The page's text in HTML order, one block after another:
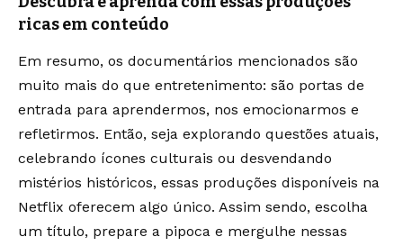
ricas em conteúdo
Em resumo, os documentários mencionados são
muito mais do que entretenimento: são portas de
entrada para aprendermos, nos emocionarmos e
refletirmos. Então, seja explorando questões atuais,
celebrando ícones culturais ou desvendando
mistérios históricos, essas produções disponíveis na
Netflix oferecem algo único. Assim sendo, escolha
um título, prepare a pipoca e mergulhe nessas